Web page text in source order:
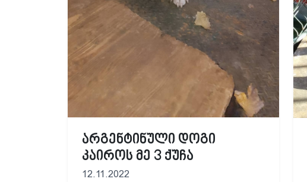
არგენტინული დოგი
კაიროს მე 3 ქუჩა
12.11.2022